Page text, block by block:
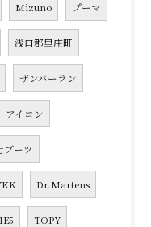
Mizuno プーマ
浅口郡里庄町
ザンバーラン
アイコン
ブーツ
Dr.Martens
TOPY